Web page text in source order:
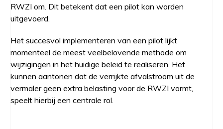
RWZI om. Dit betekent dat een pilot kan worden
uitgevoerd.
Het succesvol implementeren van een pilot lijkt
momenteel de meest veelbelovende methode om
wijzigingen in het huidige beleid te realiseren. Het
kunnen aantonen dat de verrijkte afvalstroom uit de
vermaler geen extra belasting voor de RWZI vormt,
speelt hierbij een centrale rol.